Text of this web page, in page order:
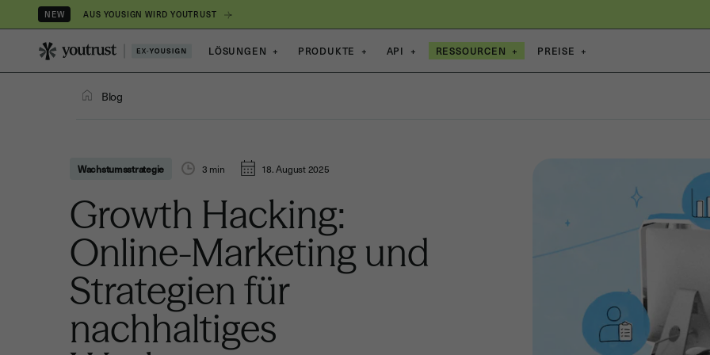
NEW AUS YOUSIGN WIRD YOUTRUST
LÖSUNGEN + PRODUKTE + API + RESSOURCEN + PREISE +
Blog
Wachstumsstrategie 3 min 18. August 2025
Growth Hacking:
Online-Marketing und
Strategien für
nachhaltiges